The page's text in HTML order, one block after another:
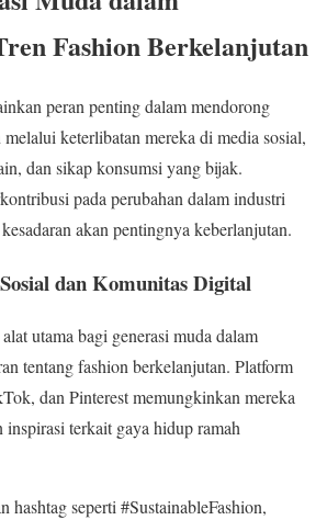
Fashion Berkelanjutan
peran penting dalam mendorong
keterlibatan mereka di media sosial,
dan sikap konsumsi yang bijak.
pada perubahan dalam industri
akan pentingnya keberlanjutan.
dan Komunitas Digital
utama bagi generasi muda dalam
tentang fashion berkelanjutan. Platform
dan Pinterest memungkinkan mereka
terkait gaya hidup ramah
hashtag seperti #SustainableFashion,